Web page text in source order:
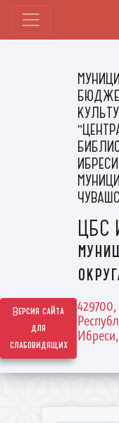
Версия сайта
для
слабовидящих
ЦБС